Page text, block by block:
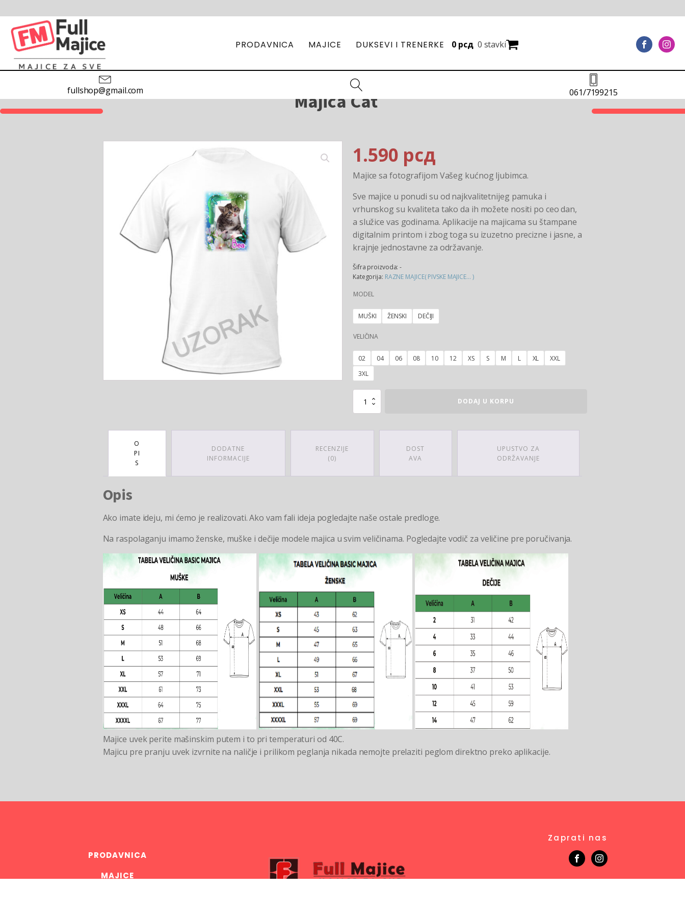
PRODAVNICA MAJICE DUKSEVI I TRENERKE 0 рсд 0 stavki
fullshop@gmail.com 061/7199215
Majica Cat
1.590 рсд
Majice sa fotografijom Vašeg kućnog ljubimca.
Sve majice u ponudi su od najkvalitetnijeg pamuka i
vrhunskog su kvaliteta tako da ih možete nositi po ceo dan,
a služice vas godinama. Aplikacije na majicama su štampane
digitalnim printom i zbog toga su izuzetno precizne i jasne, a
krajnje jednostavne za održavanje.
Šifra proizvoda:-
Kategorija: RAZNE MAJICE( PIVSKE MAJICE... )
MODEL
MUŠKI ŽENSKI DEČIJI
VELIČINA
02 04 06 08 10 12 XS S M L XL
XXL
3XL
Majica
DODAJ U KORPU
O
PI
S
DODATNE
INFORMACIJE
RECENZIJE
(0)
DOST
AVA
UPUSTVO ZA
ODRŽAVANJE
Opis
Ako imate ideju, mi ćemo je realizovati. Ako vam fali ideja pogledajte naše ostale predloge.
Na raspolaganju imamo ženske, muške i dečije modele majica u svim veličinama. Pogledajte vodič za veličine pre poručivanja.
Majice uvek perite mašinskim putem i to pri temperaturi od 40C.
Majicu pre pranju uvek izvrnite na naličje i prilikom peglanja nikada nemojte prelaziti peglom direktno preko aplikacije.
PRODAVNICA
MAJICE
Zaprati nas